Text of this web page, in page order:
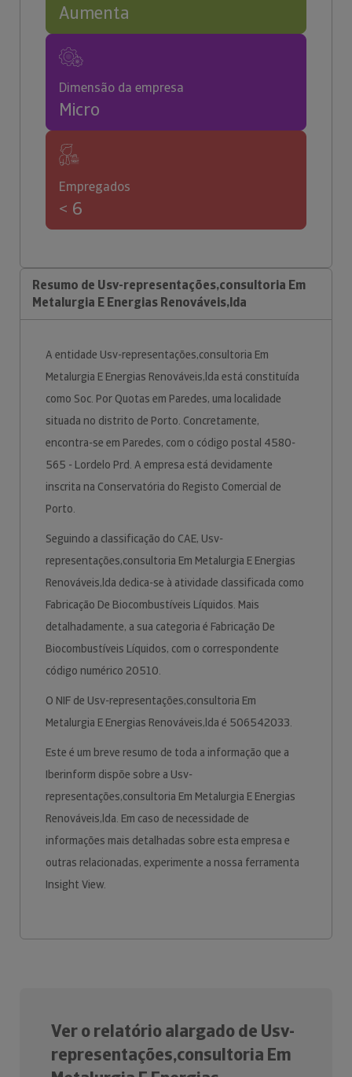
Aumenta
Dimensão da empresa
Micro
Empregados
< 6
Resumo de Usv-representações,consultoria Em
Metalurgia E Energias Renováveis,lda
A entidade Usv-representações,consultoria Em
Metalurgia E Energias Renováveis,lda está constituída
como Soc. Por Quotas em Paredes, uma localidade
situada no distrito de Porto. Concretamente,
encontra-se em Paredes, com o código postal 4580-
565 - Lordelo Prd. A empresa está devidamente
inscrita na Conservatória do Registo Comercial de
Porto.
Seguindo a classificação do CAE, Usv-
representações,consultoria Em Metalurgia E Energias
Renováveis,lda dedica-se à atividade classificada como
Fabricação De Biocombustíveis Líquidos. Mais
detalhadamente, a sua categoria é Fabricação De
Biocombustíveis Líquidos, com o correspondente
código numérico 20510.
O NIF de Usv-representações,consultoria Em
Metalurgia E Energias Renováveis,lda é 506542033.
Este é um breve resumo de toda a informação que a
Iberinform dispõe sobre a Usv-
representações,consultoria Em Metalurgia E Energias
Renováveis,lda. Em caso de necessidade de
informações mais detalhadas sobre esta empresa e
outras relacionadas, experimente a nossa ferramenta
Insight View.
Ver o relatório alargado de Usv-
representações,consultoria Em